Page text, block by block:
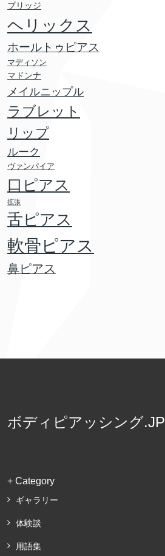
ブリッジ
ヘリックス
ホールトゥピアス
マディソン
マドンナ
メイルニップル
ラブレット
リップ
ルーク
ヴァンパイア
口ピアス
拡張
舌ピアス
軟骨ピアス
鼻ピアス
ボディピアッシング.JP
+ Category
ギャラリー
体験談
用語集